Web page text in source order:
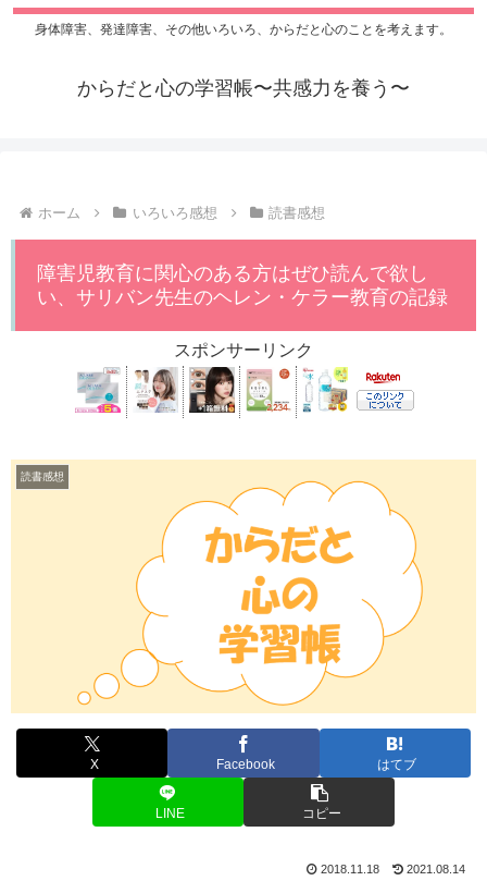
身体障害、発達障害、その他いろいろ、からだと心のことを考えます。
からだと心の学習帳〜共感力を養う〜
ホーム いろいろ感想 読書感想
障害児教育に関心のある方はぜひ読んで欲し
い、サリバン先生のヘレン・ケラー教育の記録
スポンサーリンク
読書感想
X Facebook はてブ
LINE コピー
2018.11.18 2021.08.14